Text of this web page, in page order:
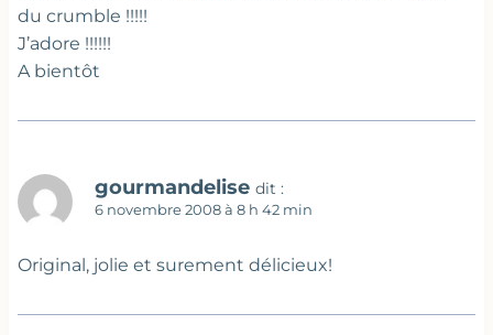
du crumble !!!!!
J’adore !!!!!!
A bientôt
gourmandelise dit :
6 novembre 2008 à 8 h 42 min
Original, jolie et surement délicieux!